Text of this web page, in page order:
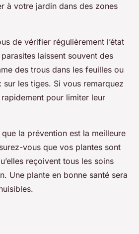
à votre jardin dans des zones
de vérifier régulièrement l’état
laissent souvent des
des trous dans les feuilles ou
les tiges. Si vous remarquez
pour limiter leur
que la prévention est la meilleure
vous que vos plantes sont
reçoivent tous les soins
Une plante en bonne santé sera